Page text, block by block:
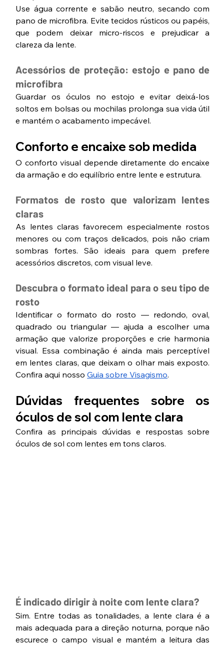
Use água corrente e sabão neutro, secando com
pano de microfibra. Evite tecidos rústicos ou papéis,
que podem deixar micro-riscos e prejudicar a
clareza da lente.
Acessórios de proteção: estojo e pano de
microfibra
Guardar os óculos no estojo e evitar deixá-los
soltos em bolsas ou mochilas prolonga sua vida útil
e mantém o acabamento impecável.
Conforto e encaixe sob medida
O conforto visual depende diretamente do encaixe
da armação e do equilíbrio entre lente e estrutura.
Formatos de rosto que valorizam lentes
claras
As lentes claras favorecem especialmente rostos
menores ou com traços delicados, pois não criam
sombras fortes. São ideais para quem prefere
acessórios discretos, com visual leve.
Descubra o formato ideal para o seu tipo de
rosto
Identificar o formato do rosto — redondo, oval,
quadrado ou triangular — ajuda a escolher uma
armação que valorize proporções e crie harmonia
visual. Essa combinação é ainda mais perceptível
em lentes claras, que deixam o olhar mais exposto.
Confira aqui nosso Guia sobre Visagismo.
Dúvidas frequentes sobre os
óculos de sol com lente clara
Confira as principais dúvidas e respostas sobre
óculos de sol com lentes em tons claros.
É indicado dirigir à noite com lente clara?
Sim. Entre todas as tonalidades, a lente clara é a
mais adequada para a direção noturna, porque não
escurece o campo visual e mantém a leitura das